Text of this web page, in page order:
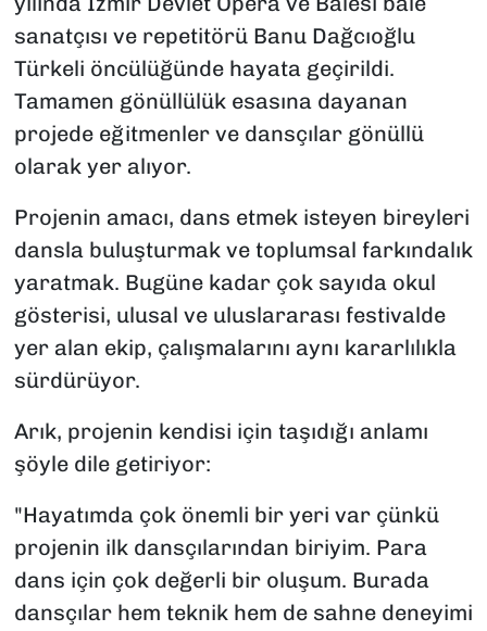
sanatçısı ve repetitörü Banu Dağcıoğlu
Türkeli öncülüğünde hayata geçirildi.
Tamamen gönüllülük esasına dayanan
projede eğitmenler ve dansçılar gönüllü
olarak yer alıyor.
Projenin amacı, dans etmek isteyen bireyleri
dansla buluşturmak ve toplumsal farkındalık
yaratmak. Bugüne kadar çok sayıda okul
gösterisi, ulusal ve uluslararası festivalde
yer alan ekip, çalışmalarını aynı kararlılıkla
sürdürüyor.
Arık, projenin kendisi için taşıdığı anlamı
şöyle dile getiriyor:
"Hayatımda çok önemli bir yeri var çünkü
projenin ilk dansçılarından biriyim. Para
dans için çok değerli bir oluşum. Burada
dansçılar hem teknik hem de sahne deneyimi